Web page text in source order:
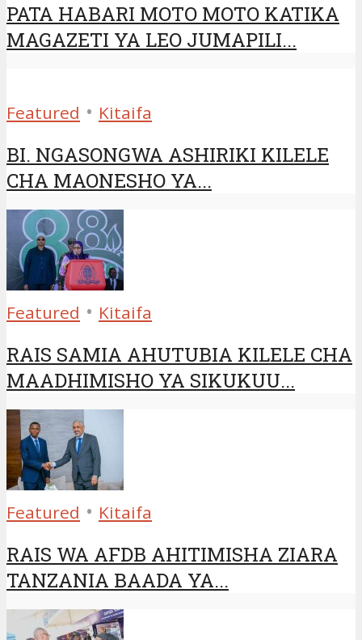
PATA HABARI MOTO MOTO KATIKA
MAGAZETI YA LEO JUMAPILI...
Featured • Kitaifa
BI. NGASONGWA ASHIRIKI KILELE
CHA MAONESHO YA...
Featured • Kitaifa
RAIS SAMIA AHUTUBIA KILELE CHA
MAADHIMISHO YA SIKUKUU...
Featured • Kitaifa
RAIS WA AFDB AHITIMISHA ZIARA
TANZANIA BAADA YA...